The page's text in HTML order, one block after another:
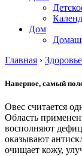
Дом
Главная › Здоровье
Наверное, самый
Овес считается
Область
восполняют
оказывают
очищает кожу,